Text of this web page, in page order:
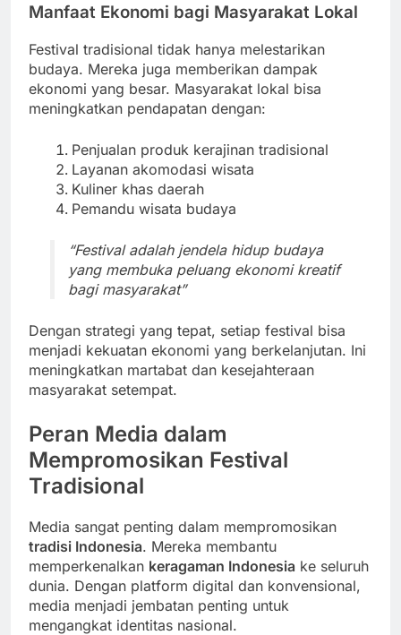
Manfaat Ekonomi bagi Masyarakat Lokal
Festival tradisional tidak hanya melestarikan
budaya. Mereka juga memberikan dampak
ekonomi yang besar. Masyarakat lokal bisa
meningkatkan pendapatan dengan:
Penjualan produk kerajinan tradisional
Layanan akomodasi wisata
Kuliner khas daerah
Pemandu wisata budaya
“Festival adalah jendela hidup budaya
yang membuka peluang ekonomi kreatif
bagi masyarakat”
Dengan strategi yang tepat, setiap festival bisa
menjadi kekuatan ekonomi yang berkelanjutan. Ini
meningkatkan martabat dan kesejahteraan
masyarakat setempat.
Peran Media dalam
Mempromosikan Festival
Tradisional
Media sangat penting dalam mempromosikan
tradisi Indonesia. Mereka membantu
memperkenalkan keragaman Indonesia ke seluruh
dunia. Dengan platform digital dan konvensional,
media menjadi jembatan penting untuk
mengangkat identitas nasional.